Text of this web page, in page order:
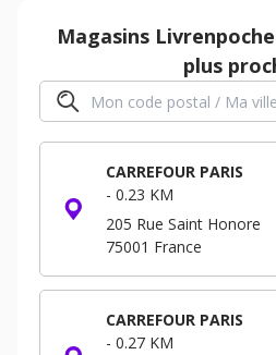
Magasins Livrenpoche
plus
CARREFOUR PARIS
- 0.23 KM
205 Rue Saint Honore
75001 France
CARREFOUR PARIS
- 0.27 KM